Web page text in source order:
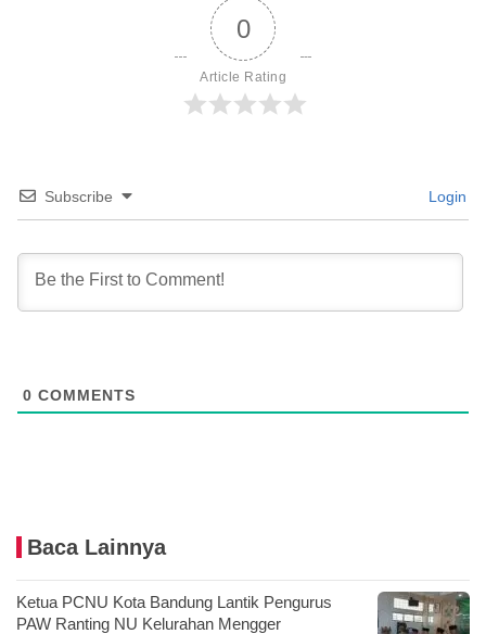
0
Article Rating
Subscribe Login
0 COMMENTS
Baca Lainnya
Ketua PCNU Kota Bandung Lantik Pengurus
PAW Ranting NU Kelurahan Mengger